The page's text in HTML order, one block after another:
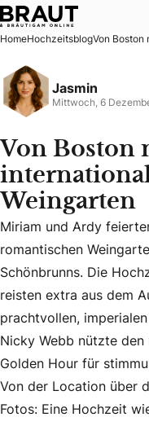
Von Boston nach
HomeHochzeitsblogVon Boston
Jasmin
Mittwoch, 6
Von Boston
Weingarten
Miriam und Ardy
Miriam und Ardy
romantischen
Schönbrunns. Die
reisten extra aus dem
prachtvollen,
Nicky Webb nützte
Golden Hour für
Von der Location über
Fotos: Eine Hochzeit